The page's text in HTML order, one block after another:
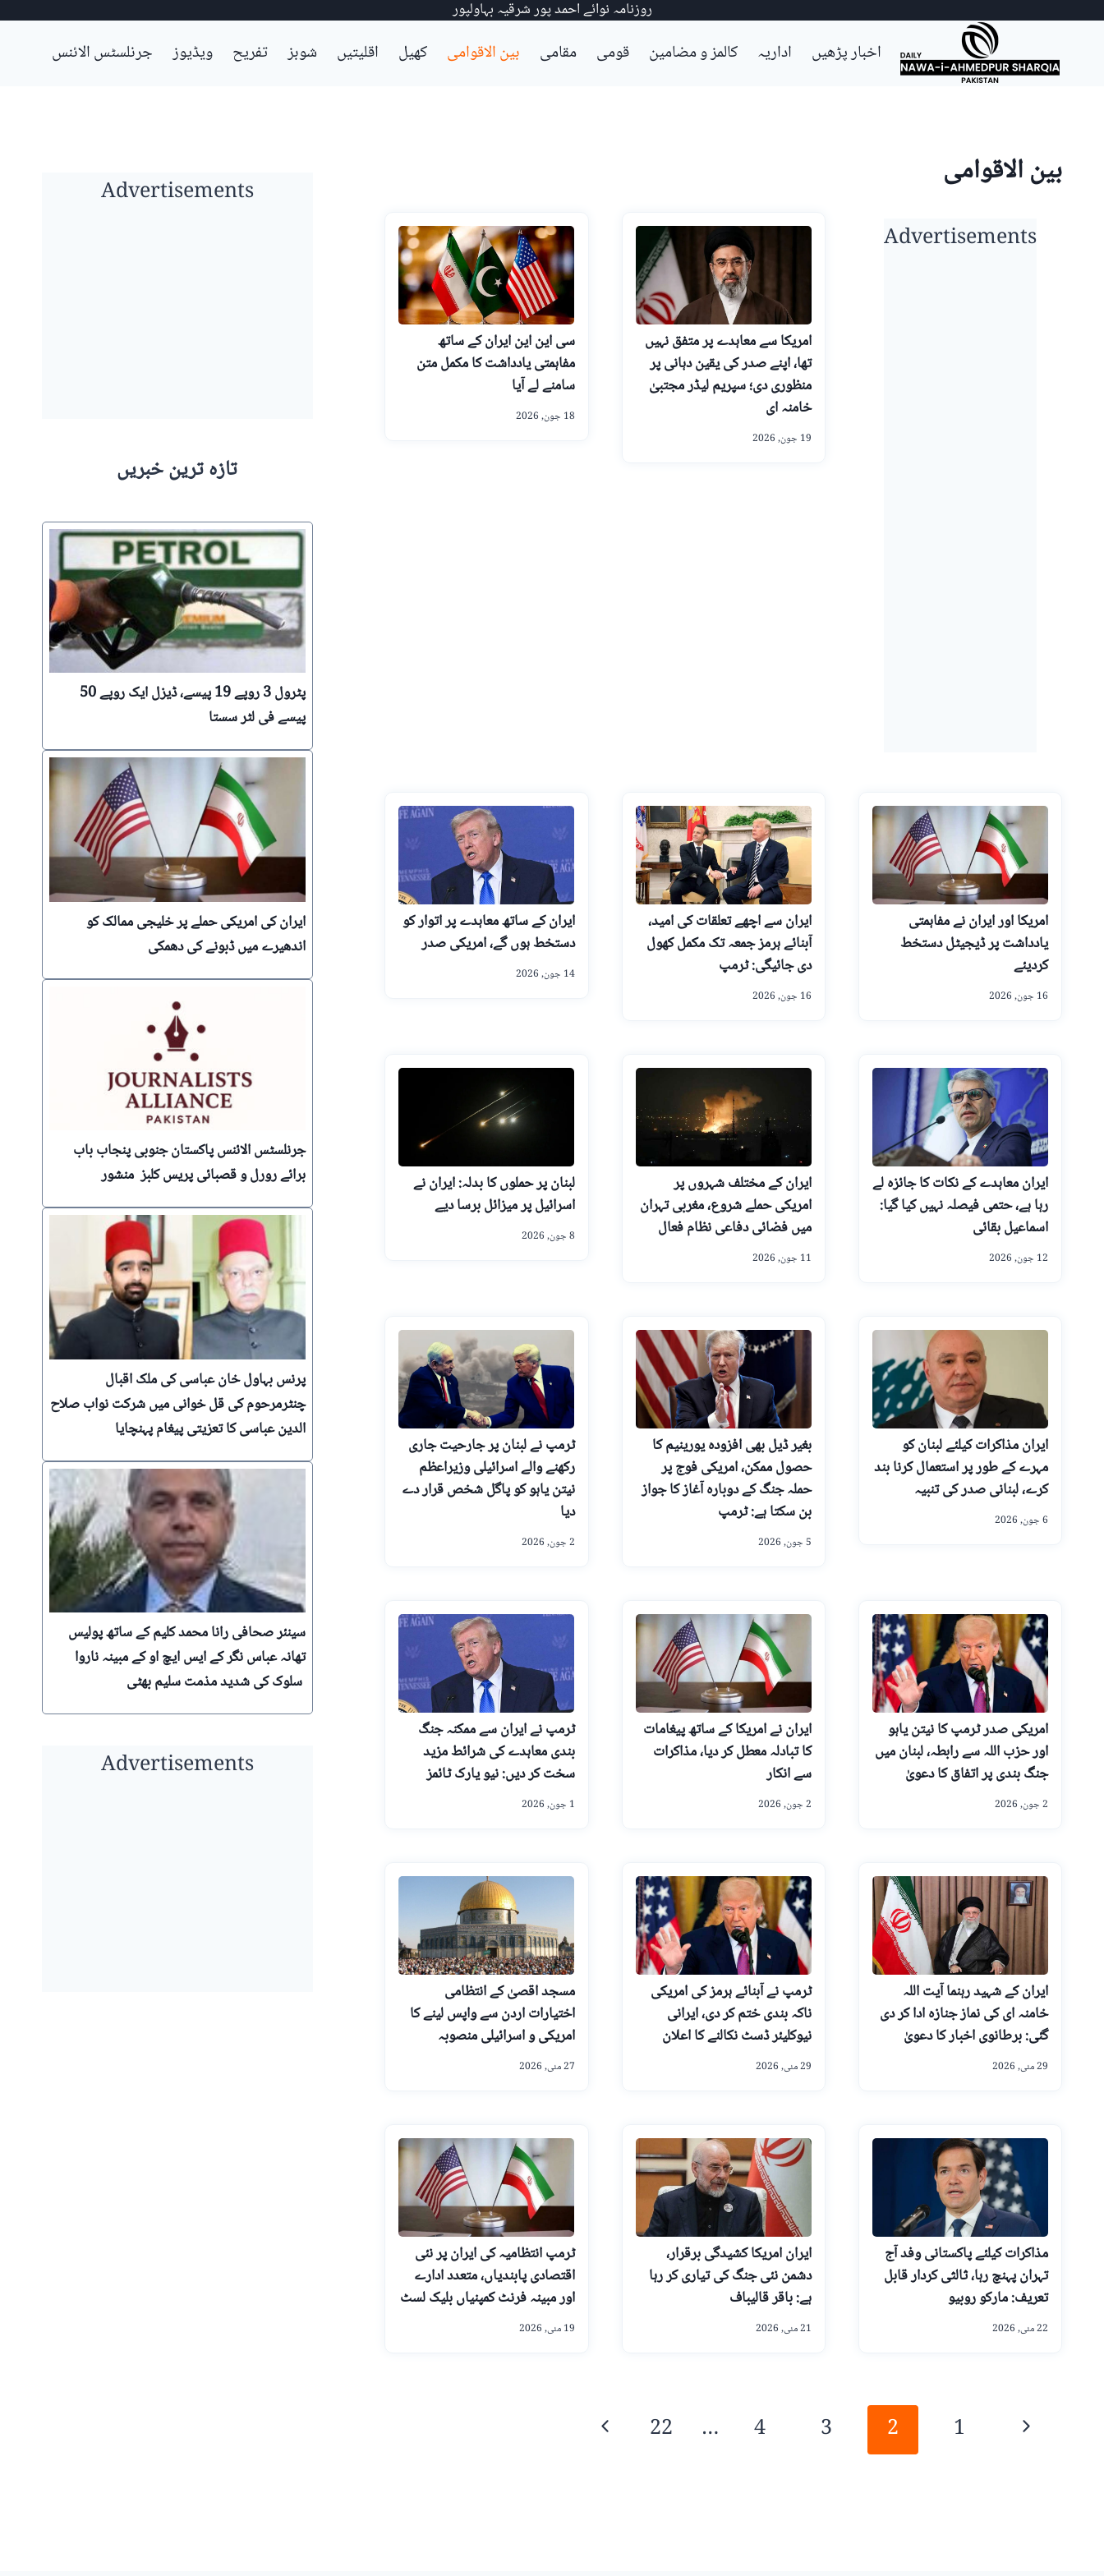
Skip
روزنامہ نوائے احمد پور شرقیہ بہاولپور
اخبار پڑھیں اداریہ کالمز و مضامین قومی مقامی بین الاقوامی کھیل اقلیتیں شوبز تفریح ویڈیوز جرنلسٹس الائنس
بین الاقوامی
Advertisements
امریکا سے معاہدے پر متفق نہیں
تھا، اپنے صدر کی یقین دہانی پر
منظوری دی؛ سپریم لیڈر مجتبیٰ
خامنہ ای
19 جون, 2026
سی این این ایران کے ساتھ
مفاہمتی یادداشت کا مکمل متن
سامنے لے آیا
18 جون, 2026
امریکا اور ایران نے مفاہمتی
یادداشت پر ڈیجیٹل دستخط
کردیئے
16 جون, 2026
ایران سے اچھے تعلقات کی امید،
آبنائے ہرمز جمعہ تک مکمل کھول
دی جائیگی: ٹرمپ
16 جون, 2026
ایران کے ساتھ معاہدے پر اتوار کو
دستخط ہوں گے، امریکی صدر
14 جون, 2026
ایران معاہدے کے نکات کا جائزہ لے
رہا ہے، حتمی فیصلہ نہیں کیا گیا:
اسماعیل بقائی
12 جون, 2026
ایران کے مختلف شہروں پر
امریکی حملے شروع، مغربی تہران
میں فضائی دفاعی نظام فعال
11 جون, 2026
لبنان پر حملوں کا بدلہ: ایران نے
اسرائیل پر میزائل برسا دیے
8 جون, 2026
ایران مذاکرات کیلئے لبنان کو
مہرے کے طور پر استعمال کرنا بند
کرے، لبنانی صدر کی تنبیہ
6 جون, 2026
بغیر ڈیل بھی افزودہ یورینیم کا
حصول ممکن، امریکی فوج پر
حملہ جنگ کے دوبارہ آغاز کا جواز
بن سکتا ہے: ٹرمپ
5 جون, 2026
ٹرمپ نے لبنان پر جارحیت جاری
رکھنے والے اسرائیلی وزیراعظم
نیتن یاہو کو پاگل شخص قرار دے
دیا
2 جون, 2026
امریکی صدر ٹرمپ کا نیتن یاہو
اور حزب اللہ سے رابطہ، لبنان میں
جنگ بندی پر اتفاق کا دعویٰ
2 جون, 2026
ایران نے امریکا کے ساتھ پیغامات
کا تبادلہ معطل کر دیا، مذاکرات
سے انکار
2 جون, 2026
ٹرمپ نے ایران سے ممکنہ جنگ
بندی معاہدے کی شرائط مزید
سخت کر دیں: نیو یارک ٹائمز
1 جون, 2026
ایران کے شہید رہنما آیت اللہ
خامنہ ای کی نماز جنازہ ادا کر دی
گئی: برطانوی اخبار کا دعویٰ
29 مئی, 2026
ٹرمپ نے آبنائے ہرمز کی امریکی
ناکہ بندی ختم کر دی، ایرانی
نیوکلیئر ڈسٹ نکالنے کا اعلان
29 مئی, 2026
مسجد اقصیٰ کے انتظامی
اختیارات اردن سے واپس لینے کا
امریکی و اسرائیلی منصوبہ
27 مئی, 2026
مذاکرات کیلئے پاکستانی وفد آج
تہران پہنچ رہا، ثالثی کردار قابل
تعریف: مارکو روبیو
22 مئی, 2026
ایران امریکا کشیدگی برقرار،
دشمن نئی جنگ کی تیاری کر رہا
ہے: باقر قالیباف
21 مئی, 2026
ٹرمپ انتظامیہ کی ایران پر نئی
اقتصادی پابندیاں، متعدد ادارے
اور مبینہ فرنٹ کمپنیاں بلیک لسٹ
19 مئی, 2026
Page
Previous
1
2
3
4
…
22
Next
Advertisements
تازہ ترین خبریں
پٹرول 3 روپے 19 پیسے، ڈیزل ایک روپے 50
پیسے فی لٹر سستا
ایران کی امریکی حملے پر خلیجی ممالک کو
اندھیرے میں ڈبونے کی دھمکی
جرنلسٹس الائنس پاکستان جنوبی پنجاب باب
برائے رورل و قصبائی پریس کلبز منشور
پرنس بہاول خان عباسی کی ملک اقبال
چنٹرمرحوم کی قل خوانی میں شرکت نواب صلاح
الدین عباسی کا تعزیتی پیغام پہنچایا
تھانہ عباس نگر کے ایس ایچ او کے مبینہ ناروا
سلوک کی شدید مذمت سلیم بھٹی
Advertisements